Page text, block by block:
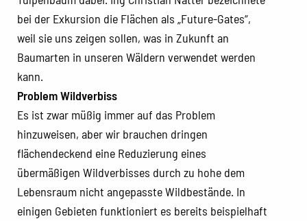
bei der Exkursion die Flächen als „Future-Gates“,
weil sie uns zeigen sollen, was in Zukunft an
Baumarten in unseren Wäldern verwendet werden
kann.
Problem Wildverbiss
Es ist zwar müßig immer auf das Problem
hinzuweisen, aber wir brauchen dringen
flächendeckend eine Reduzierung eines
übermäßigen Wildverbisses durch zu hohe dem
Lebensraum nicht angepasste Wildbestände. In
einigen Gebieten funktioniert es bereits beispielhaft